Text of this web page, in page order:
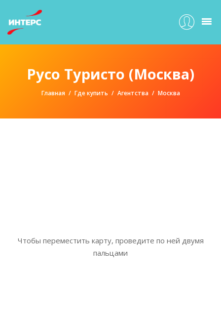
Русо Туристо (Москва)
Главная Где купить Агентства Москва
Чтобы переместить карту, проведите по ней двумя
пальцами